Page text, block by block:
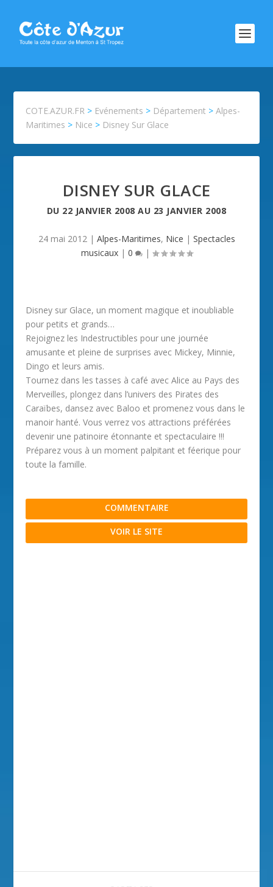
COTE.AZUR.FR > Evénements > Département >Alpes-
Maritimes > Nice > Disney Sur Glace
DISNEY SUR GLACE
DU 22 JANVIER 2008 AU 23 JANVIER 2008
24 mai 2012| Alpes-Maritimes, Nice | Spectacles
musicaux| 0 |
Disney sur Glace, un moment magique et inoubliable
pour petits et grands…
Rejoignez les Indestructibles pour une journée
amusante et pleine de surprises avec Mickey, Minnie,
Dingo et leurs amis.
Tournez dans les tasses à café avec Alice au Pays des
Merveilles, plongez dans l’univers des Pirates des
Caraïbes, dansez avec Baloo et promenez vous dans le
manoir hanté. Vous verrez vos attractions préférées
devenir une patinoire étonnante et spectaculaire !!!
Préparez vous à un moment palpitant et féerique pour
toute la famille.
COMMENTAIRE
VOIR LE SITE